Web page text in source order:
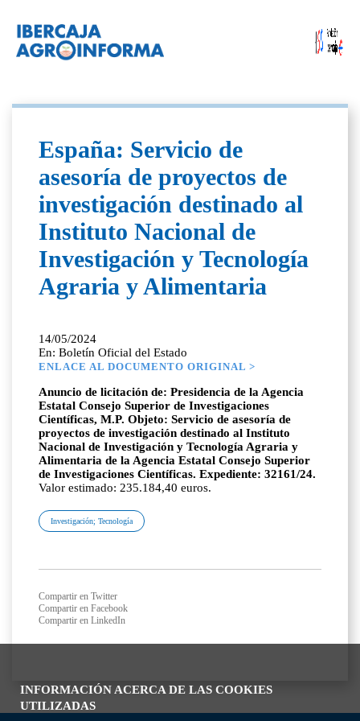
INFORMACIÓN ACERCA DE LAS COOKIES
UTILIZADAS
España: Servicio de
asesoría de proyectos de
investigación destinado al
Instituto Nacional de
Investigación y Tecnología
Agraria y Alimentaria
14/05/2024
En: Boletín Oficial del Estado
ENLACE AL DOCUMENTO ORIGINAL >
Anuncio de licitación de: Presidencia de la Agencia
Estatal Consejo Superior de Investigaciones
Científicas, M.P. Objeto: Servicio de asesoría de
proyectos de investigación destinado al Instituto
Nacional de Investigación y Tecnología Agraria y
Alimentaria de la Agencia Estatal Consejo Superior
de Investigaciones Científicas. Expediente: 32161/24.
Valor estimado: 235.184,40 euros.
Investigación; Tecnología
Compartir en Twitter
Compartir en Facebook
Compartir en LinkedIn